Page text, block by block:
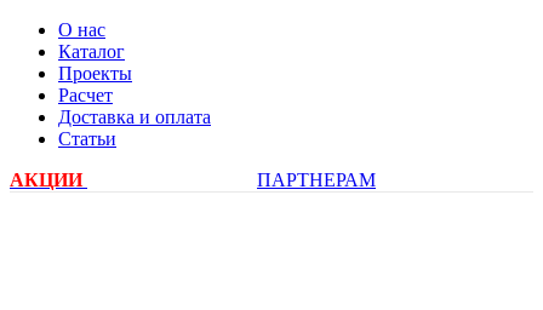
О нас
Каталог
Проекты
Расчет
Доставка и оплата
Статьи
АКЦИИ
ПАРТНЕРАМ